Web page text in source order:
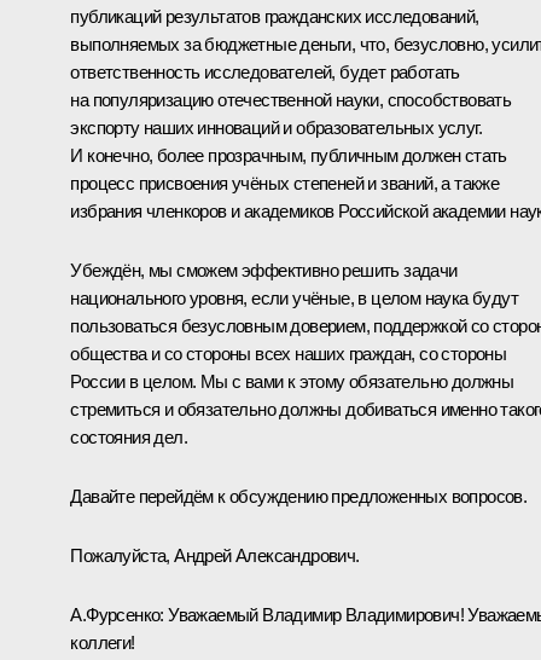
публикаций результатов гражданских исследований,
выполняемых за бюджетные деньги, что, безусловно,
ответственность исследователей, будет работать
на популяризацию отечественной науки, способствовать
экспорту наших инноваций и образовательных услуг.
И конечно, более прозрачным, публичным должен стать
процесс присвоения учёных степеней и званий, а также
избрания членкоров и академиков Российской академии
Убеждён, мы сможем эффективно решить задачи
национального уровня, если учёные, в целом наука будут
пользоваться безусловным доверием, поддержкой со
общества и со стороны всех наших граждан, со стороны
России в целом. Мы с вами к этому обязательно должны
стремиться и обязательно должны добиваться именно
состояния дел.
Давайте перейдём к обсуждению предложенных вопросов.
Пожалуйста, Андрей Александрович.
А.Фурсенко: Уважаемый Владимир Владимирович!
коллеги!